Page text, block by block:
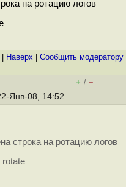
на ротацию логов
Наверх Cообщить модератору
+ / –
Янв-08, 14:52
строка на ротацию логов